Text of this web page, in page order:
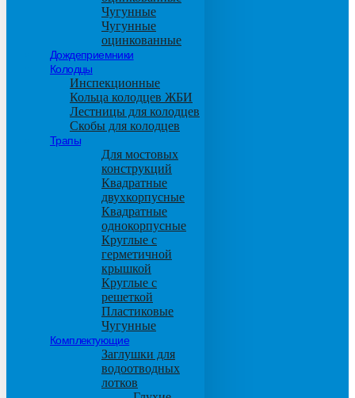
Чугунные
Чугунные
оцинкованные
Дождеприемники
Колодцы
Инспекционные
Кольца колодцев ЖБИ
Лестницы для колодцев
Скобы для колодцев
Трапы
Для мостовых
конструкций
Квадратные
двухкорпусные
Квадратные
однокорпусные
Круглые с
герметичной
крышкой
Круглые с
решеткой
Пластиковые
Чугунные
Комплектующие
Заглушки для
водоотводных
лотков